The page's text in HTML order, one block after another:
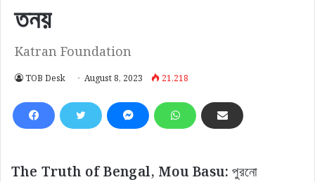
তনয়
Katran Foundation
TOB Desk August 8, 2023 21,218
The Truth of Bengal, Mou Basu: পুরনো